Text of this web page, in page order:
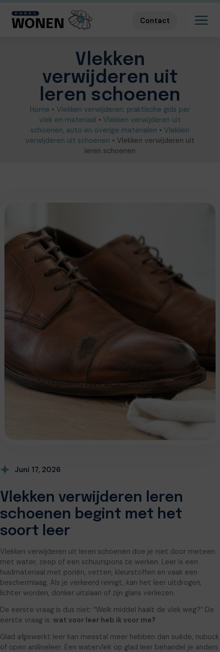
Contact
Vlekken
verwijderen uit
leren schoenen
Home • Vlekken verwijderen: praktische gids per
vlek en materiaal • Vlekken verwijderen uit
schoenen, auto en overige materialen • Vlekken
verwijderen uit schoenen • Vlekken verwijderen uit
leren schoenen
Juni 17, 2026
Vlekken verwijderen leren
schoenen begint met het
soort leer
Vlekken verwijderen uit leren schoenen doe je niet door meteen
met water, zeep of een schuurspons te werken. Leer is een
huidmateriaal met poriën, vetten, kleurstoffen en vaak een
beschermlaag. Als je verkeerd reinigt, kan het leer uitdrogen,
lichter worden, donker uitslaan of zijn glans verliezen.
De eerste vraag is dus niet: “Welk middel haalt de vlek weg?” De
eerste vraag is: wat voor leer heb ik voor me?
Glad afgewerkt leer kan meestal meer hebben dan suède, nubuck
of open anilineleer. Een watervlek op glad leer behandel je anders